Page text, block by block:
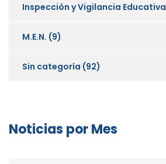
Inspección y Vigilancia Educativa
M.E.N. (9)
Sin categoría (92)
Noticias por Mes